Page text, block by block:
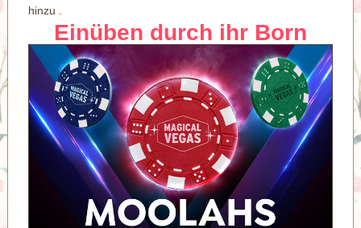
hinzu .
Einüben durch ihr Born